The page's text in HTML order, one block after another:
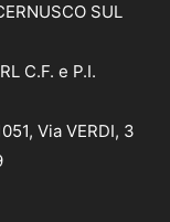
SUL
C.F. e P.I.
Via VERDI, 3